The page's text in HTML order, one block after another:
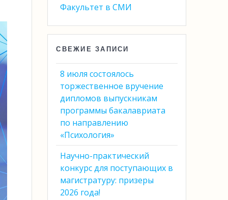
Факультет в СМИ
СВЕЖИЕ ЗАПИСИ
8 июля состоялось
торжественное вручение
дипломов выпускникам
программы бакалавриата
по направлению
«Психология»
Научно-практический
конкурс для поступающих в
магистратуру: призеры
2026 года!